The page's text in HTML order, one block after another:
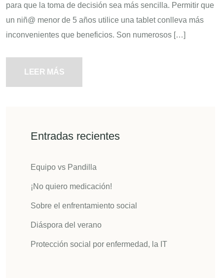
para que la toma de decisión sea más sencilla. Permitir que
un niñ@ menor de 5 años utilice una tablet conlleva más
inconvenientes que beneficios. Son numerosos […]
LEER MÁS
Entradas recientes
Equipo vs Pandilla
¡No quiero medicación!
Sobre el enfrentamiento social
Diáspora del verano
Protección social por enfermedad, la IT